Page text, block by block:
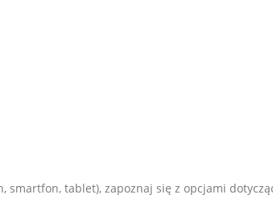
smartfon, tablet), zapoznaj się z opcjami